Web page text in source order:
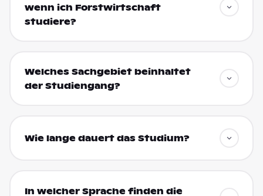
wenn ich Forstwirtschaft
studiere?
Welches Sachgebiet beinhaltet
der Studiengang?
Wie lange dauert das Studium?
In welcher Sprache finden die